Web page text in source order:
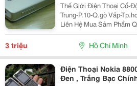
Thế Giới Điện Thoại Cổ-
Trung-P.10-Q.gò Vấp-
Liên Hệ Mua Sảm Phẩm
0977718883
;Https://
Nokia 51
3 triệu Hồ Chí Minh
Điện Thoại Nokia
Đen , Trắng Bạc